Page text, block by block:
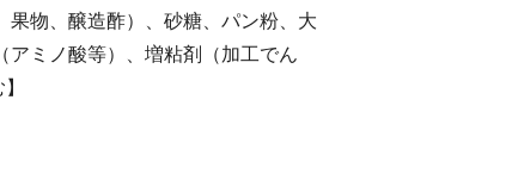
物、醸造酢）、砂糖、パン粉、大
アミノ酸等）、増粘剤（加工でん